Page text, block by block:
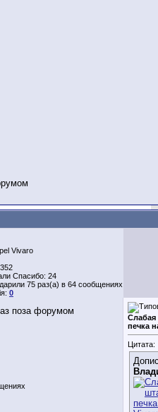
Vivaro
Спасибо: 24
75 раз(а) в 64 сообщениях
0
Слабая
печка
Цитата: